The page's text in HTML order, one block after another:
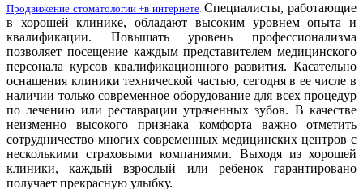
Продвижение стоматологии +в интернете.Специалисты, работающие
в хорошей клинике, обладают высоким уровнем опыта и
квалификации. Повышать уровень профессионализма
позволяет посещение каждым представителем медицинского
персонала курсов квалификационного развития. Касательно
оснащения клиники технической частью, сегодня в ее числе в
наличии только современное оборудование для всех процедур
по лечению или реставрации утраченных зубов. В качестве
неизменно высокого признака комфорта важно отметить
сотрудничество многих современных медицинских центров с
несколькими страховыми компаниями. Выходя из хорошей
клиники, каждый взрослый или ребенок гарантировано
получает прекрасную улыбку.